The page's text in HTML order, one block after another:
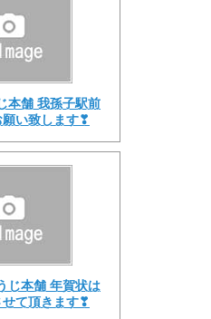
本舗 我孫子駅前
願い致します❣
じ本舗 年賀状は
て頂きます❣